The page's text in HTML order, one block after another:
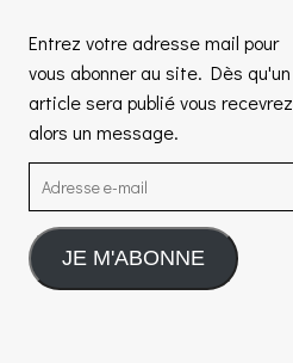
Entrez votre adresse mail pour
vous abonner au site. Dès qu'un
article sera publié vous recevrez
alors un message.
Adresse e-mail
JE M'ABONNE